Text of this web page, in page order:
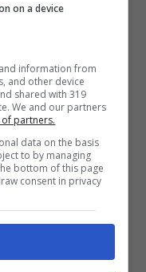
on a device
information from
and other device
shared with 319
We and our partners
of partners.
data on the basis
to by managing
bottom of this page
consent in privacy